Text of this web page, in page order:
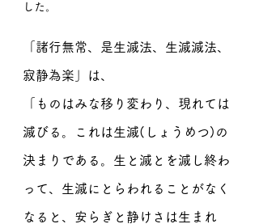
した。
「諸行無常、是生滅法、生滅滅法、
寂静為楽」は、
「ものはみな移り変わり、現れては
滅びる。これは生滅(しょうめつ)の
決まりである。生と滅とを滅し終わ
って、生滅にとらわれることがなく
なると、安らぎと静けさは生まれ